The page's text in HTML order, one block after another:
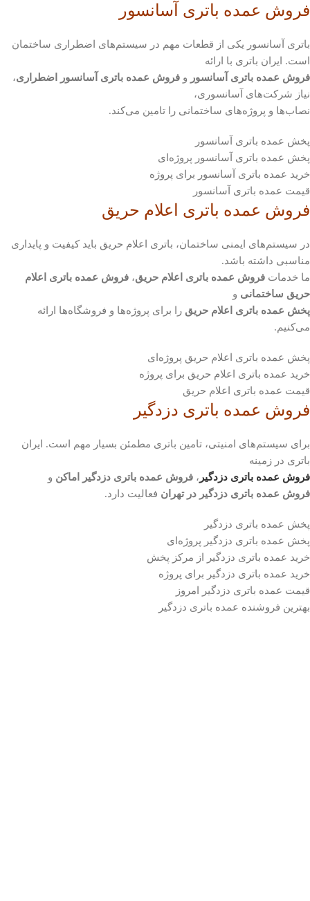
فروش عمده باتری آسانسور
باتری آسانسور یکی از قطعات مهم در سیستم‌های اضطراری ساختمان
است. ایران باتری با ارائه
فروش عمده باتری آسانسور و فروش عمده باتری آسانسور اضطراری،
نیاز شرکت‌های آسانسوری،
نصاب‌ها و پروژه‌های ساختمانی را تامین می‌کند.
پخش عمده باتری آسانسور
پخش عمده باتری آسانسور پروژه‌ای
خرید عمده باتری آسانسور برای پروژه
قیمت عمده باتری آسانسور
فروش عمده باتری اعلام حریق
در سیستم‌های ایمنی ساختمان، باتری اعلام حریق باید کیفیت و پایداری
مناسبی داشته باشد.
ما خدمات فروش عمده باتری اعلام حریق، فروش عمده باتری اعلام
حریق ساختمانی و
پخش عمده باتری اعلام حریق را برای پروژه‌ها و فروشگاه‌ها ارائه
می‌کنیم.
پخش عمده باتری اعلام حریق پروژه‌ای
خرید عمده باتری اعلام حریق برای پروژه
قیمت عمده باتری اعلام حریق
فروش عمده باتری دزدگیر
برای سیستم‌های امنیتی، تامین باتری مطمئن بسیار مهم است. ایران
باتری در زمینه
فروش عمده باتری دزدگیر ، فروش عمده باتری دزدگیر اماکن و
فروش عمده باتری دزدگیر در تهران فعالیت دارد.
پخش عمده باتری دزدگیر
پخش عمده باتری دزدگیر پروژه‌ای
خرید عمده باتری دزدگیر از مرکز پخش
خرید عمده باتری دزدگیر برای پروژه
قیمت عمده باتری دزدگیر امروز
بهترین فروشنده عمده باتری دزدگیر